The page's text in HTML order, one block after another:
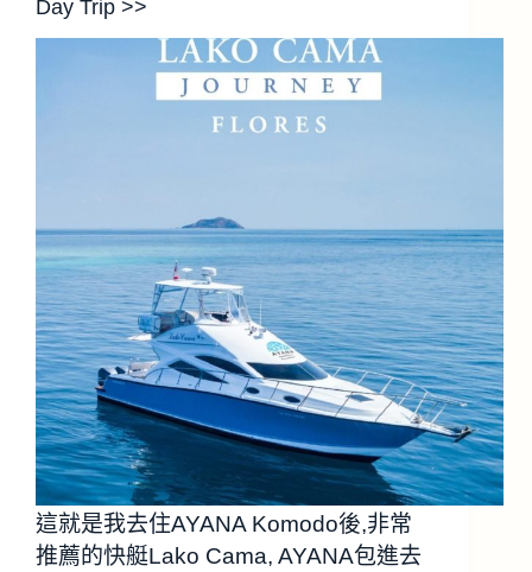
Day Trip >>
這就是我去住AYANA Komodo後,非常
推薦的快艇Lako Cama, AYANA包進去